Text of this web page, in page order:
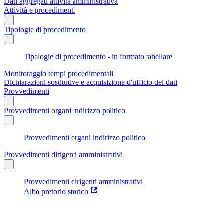
Attività e procedimenti
Tipologie di procedimento
Tipologie di procedimento - in formato tabellare
Monitoraggio tempi procedimentali
Dichiarazioni sostitutive e acquisizione d'ufficio dei dati
Provvedimenti
Provvedimenti organi indirizzo politico
Provvedimenti organi indirizzo politico
Provvedimenti dirigenti amministrativi
Provvedimenti dirigenti amministrativi
Albo pretorio storico